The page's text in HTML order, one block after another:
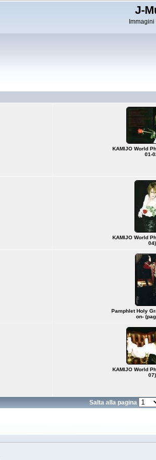
J-
KAMIJO World
01-
KAMIJO World
04)
Pamphlet Holy
on-
KAMIJO World
07)
Salta alla pagina